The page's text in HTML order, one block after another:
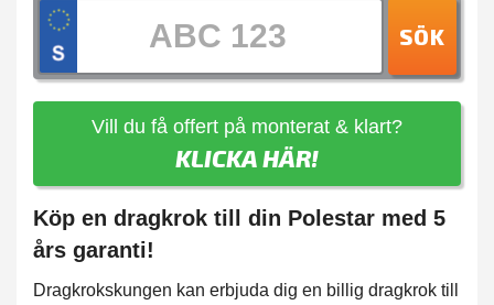
SÖK
Vill du få offert på monterat & klart?
KLICKA HÄR!
Köp en dragkrok till din Polestar med 5
års garanti!
Dragkrokskungen kan erbjuda dig en billig dragkrok till